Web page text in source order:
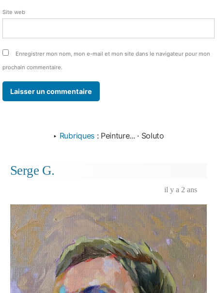
Site web
Enregistrer mon nom, mon e-mail et mon site dans le navigateur pour mon
prochain commentaire.
‣ Rubriques : Peinture... · Soluto
Serge G.
il y a 2 ans